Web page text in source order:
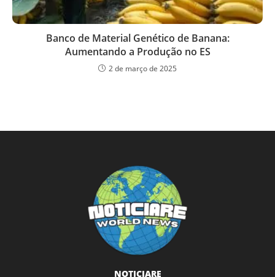
Banco de Material Genético de Banana:
Aumentando a Produção no ES
2 de março de 2025
NOTICIARE